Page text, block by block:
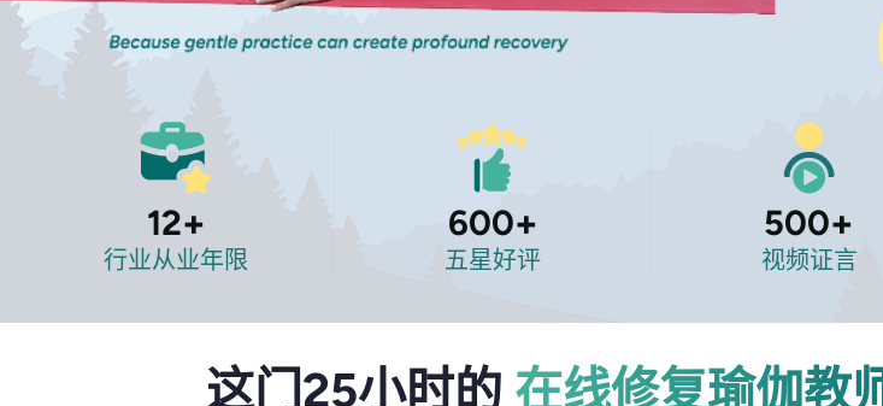
12+
行业从业年限
600+
五星好评
500+
视频证言
这门25小时的 在线修复瑜伽教